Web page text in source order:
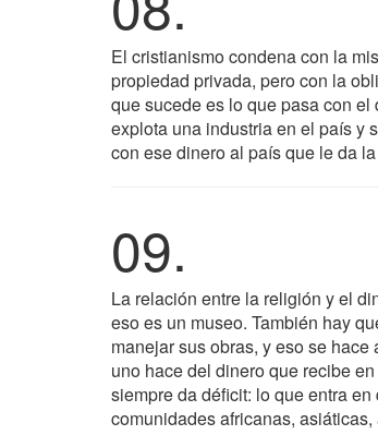
El cristianismo condena con la
propiedad privada, pero con la
que sucede es lo que pasa con
explota una industria en el país y
con ese dinero al país que le da
09.
La relación entre la religión y el
eso es un museo. También hay
manejar sus obras, y eso se
uno hace del dinero que recibe
siempre da déficit: lo que entra
comunidades africanas, asiáticas,